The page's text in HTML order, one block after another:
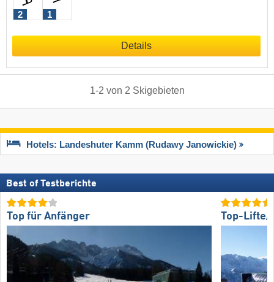
2 1
Details
1-2 von 2 Skigebieten
Hotels: Landeshuter Kamm (Rudawy Janowickie)
Best of Testberichte
Top für Anfänger Top-Lifte/